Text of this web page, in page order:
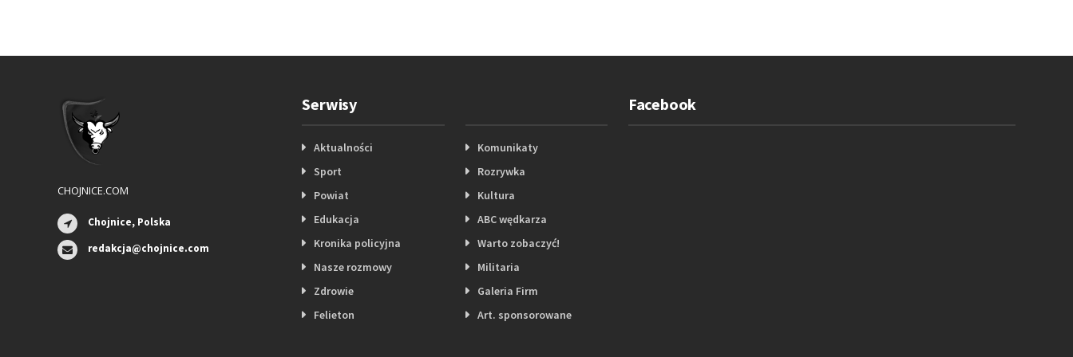
CHOJNICE.COM
Chojnice, Polska
redakcja@chojnice.com
Serwisy
Aktualności
Sport
Powiat
Edukacja
Kronika policyjna
Nasze rozmowy
Zdrowie
Felieton
Komunikaty
Rozrywka
Kultura
ABC wędkarza
Warto zobaczyć!
Militaria
Galeria Firm
Art. sponsorowane
Facebook